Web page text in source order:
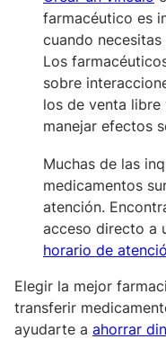
farmacéutico es
cuando
Los
sobre
los de venta libre
manejar efectos
Muchas de las
medicamentos
atención.
acceso directo a
horario de
Elegir la mejor
transferir
ayudarte a ahorrar